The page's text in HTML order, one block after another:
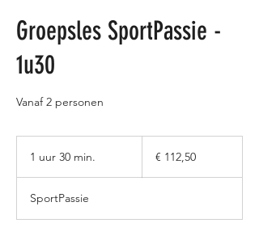
Groepsles SportPassie -
1u30
Vanaf 2 personen
1 uur 30 min.
0
€ 112,50
SportPassie